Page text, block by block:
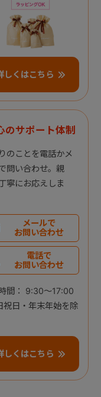
しくはこちら
のサポート体制
のことを電話かメ
問い合わせ。親
寧にお応えしま
メールで
お問い合わせ
電話で
お問い合わせ
間： 9:30～17:00
祝日・年末年始を除
しくはこちら